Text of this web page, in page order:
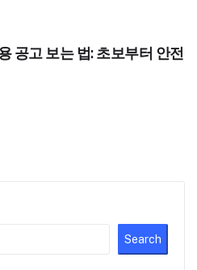
Search
공고 보는 법: 초보부터 안전